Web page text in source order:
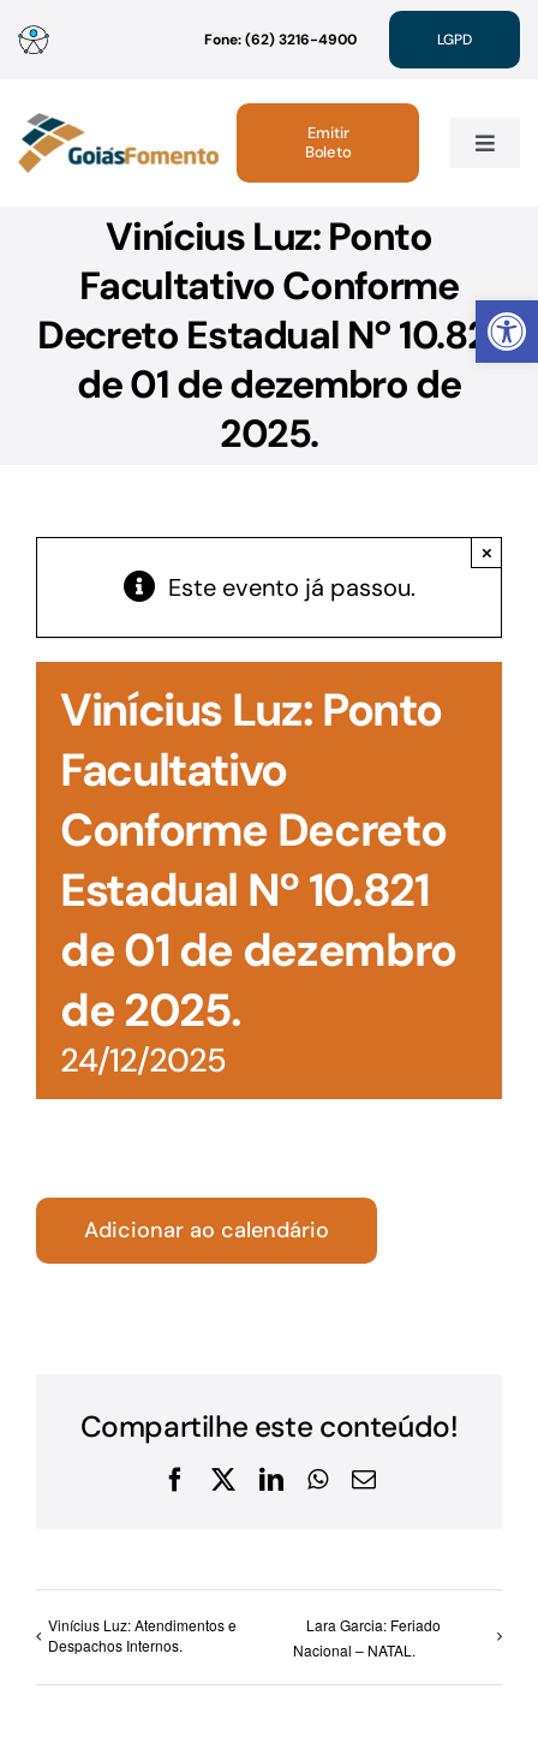
Abrir
para
conteúdo
Fone: (62) 3216-4900 LGPD
Toggle
Institucional
Atendimento
Emitir
Boleto
Vinícius Luz: Ponto
Facultativo Conforme
Decreto Estadual Nº 10.821
de 01 de dezembro de
2025.
Este evento já passou.
×
Vinícius Luz: Ponto
Facultativo
Conforme Decreto
Estadual Nº 10.821
de 01 de dezembro
de 2025.
24/12/2025
Adicionar ao calendário
Compartilhe este conteúdo!
Facebook
X LinkedInWhatsApp
E-
Vinícius Luz: Atendimentos e
Despachos Internos.
Lara Garcia: Feriado
Nacional – NATAL.